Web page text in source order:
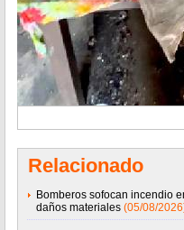
Relacionado
Bomberos sofocan incendio
daños materiales (05/08/